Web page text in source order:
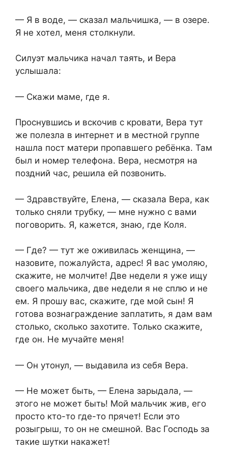
— Я в воде, — сказал мальчишка, — в озере.
Я не хотел, меня столкнули.
Силуэт мальчика начал таять, и Вера
услышала:
— Скажи маме, где я.
Проснувшись и вскочив с кровати, Вера тут
же полезла в интернет и в местной группе
нашла пост матери пропавшего ребёнка. Там
был и номер телефона. Вера, несмотря на
поздний час, решила ей позвонить.
— Здравствуйте, Елена, — сказала Вера, как
только сняли трубку, — мне нужно с вами
поговорить. Я, кажется, знаю, где Коля.
— Где? — тут же оживилась женщина, —
назовите, пожалуйста, адрес! Я вас умоляю,
скажите, не молчите! Две недели я уже ищу
своего мальчика, две недели я не сплю и не
ем. Я прошу вас, скажите, где мой сын! Я
готова вознаграждение заплатить, я дам вам
столько, сколько захотите. Только скажите,
где он. Не мучайте меня!
— Он утонул, — выдавила из себя Вера.
— Не может быть, — Елена зарыдала, —
этого не может быть! Мой мальчик жив, его
просто кто-то где-то прячет! Если это
розыгрыш, то он не смешной. Вас Господь за
такие шутки накажет!